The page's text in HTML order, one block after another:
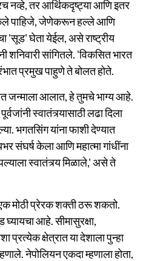
नव्हे, तर आर्थिकदृष्ट्या आणि इतर
पाहिजे, जेणेकरून हल्ले आणि
'सूड' घेता येईल, असे राष्ट्रीय
शनिवारी सांगितले. 'विकसित भारत
प्रमुख पाहुणे ते बोलत होते.
जन्माला आलात, हे तुमचे भाग्य आहे.
स्वातंत्र्यासाठी लढा दिला
भगतसिंग यांना फाशी देण्यात
संघर्ष केला आणि महात्मा गांधींना
स्वातंत्र्य मिळाले,' असे ते
मोठी प्रेरक शक्ती ठरू शकतो.
आहे. सीमासुरक्षा,
प्रत्येक क्षेत्रात या देशाला पुन्हा
नेपोलियन एकदा म्हणाला होता,